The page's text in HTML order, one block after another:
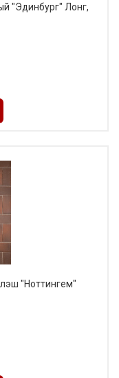
"Эдинбург" Лонг,
"Ноттингем"